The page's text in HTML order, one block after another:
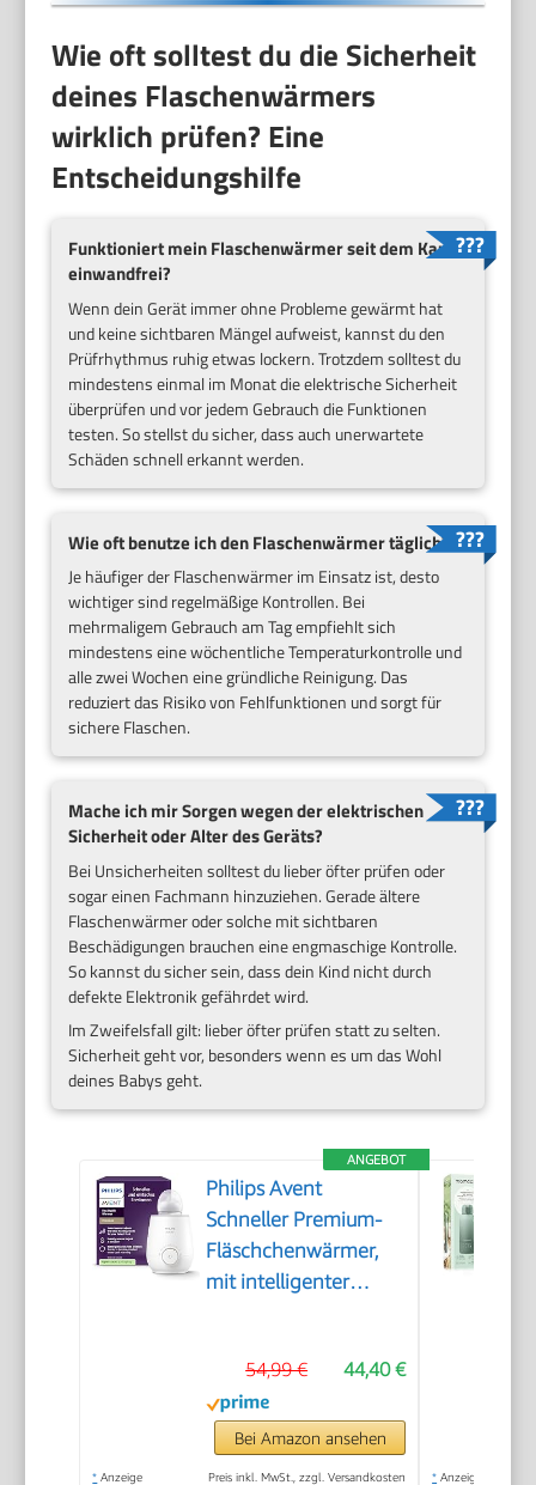
Wie oft solltest du die Sicherheit
deines Flaschenwärmers
wirklich prüfen? Eine
Entscheidungshilfe
Funktioniert mein Flaschenwärmer seit dem Kauf
einwandfrei?
Wenn dein Gerät immer ohne Probleme gewärmt hat
und keine sichtbaren Mängel aufweist, kannst du den
Prüfrhythmus ruhig etwas lockern. Trotzdem solltest du
mindestens einmal im Monat die elektrische Sicherheit
überprüfen und vor jedem Gebrauch die Funktionen
testen. So stellst du sicher, dass auch unerwartete
Schäden schnell erkannt werden.
Wie oft benutze ich den Flaschenwärmer täglich?
Je häufiger der Flaschenwärmer im Einsatz ist, desto
wichtiger sind regelmäßige Kontrollen. Bei
mehrmaligem Gebrauch am Tag empfiehlt sich
mindestens eine wöchentliche Temperaturkontrolle und
alle zwei Wochen eine gründliche Reinigung. Das
reduziert das Risiko von Fehlfunktionen und sorgt für
sichere Flaschen.
Mache ich mir Sorgen wegen der elektrischen
Sicherheit oder Alter des Geräts?
Bei Unsicherheiten solltest du lieber öfter prüfen oder
sogar einen Fachmann hinzuziehen. Gerade ältere
Flaschenwärmer oder solche mit sichtbaren
Beschädigungen brauchen eine engmaschige Kontrolle.
So kannst du sicher sein, dass dein Kind nicht durch
defekte Elektronik gefährdet wird.
Im Zweifelsfall gilt: lieber öfter prüfen statt zu selten.
Sicherheit geht vor, besonders wenn es um das Wohl
deines Babys geht.
ANGEBOT
Philips Avent
Schneller Premium-
Fläschchenwärmer,
mit intelligenter
automatischer
Abschaltung, Modell
SCF358/00
44,40 €
54,99 €
Bei Amazon ansehen
* Anzeige Preis inkl. MwSt., zzgl. Versandkosten * Anzeige